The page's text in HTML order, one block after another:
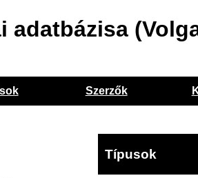
Szerzők
Típusok